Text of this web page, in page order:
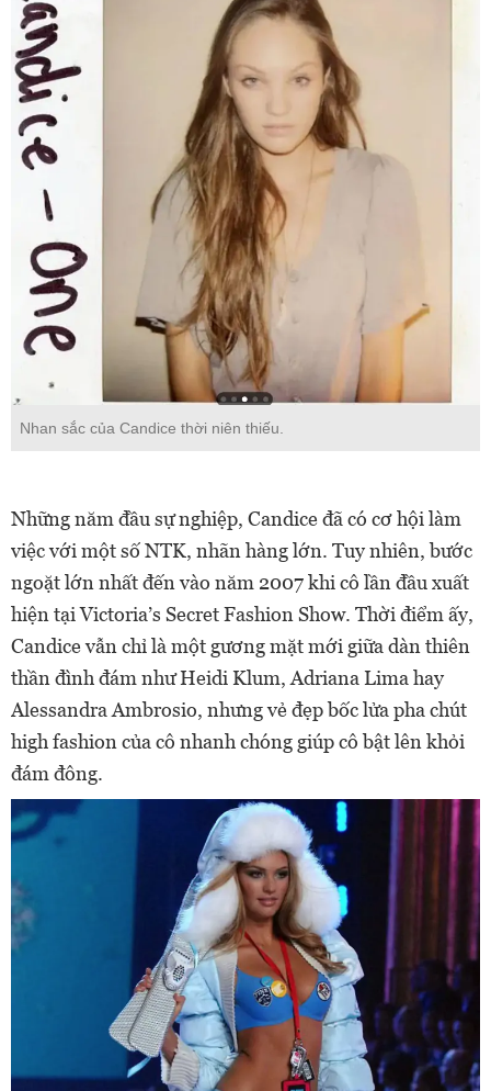
Nhan sắc của Candice thời niên thiếu.
Những năm đầu sự nghiệp, Candice đã có cơ hội làm
việc với một số NTK, nhãn hàng lớn. Tuy nhiên, bước
ngoặt lớn nhất đến vào năm 2007 khi cô lần đầu xuất
hiện tại Victoria’s Secret Fashion Show. Thời điểm ấy,
Candice vẫn chỉ là một gương mặt mới giữa dàn thiên
thần đình đám như Heidi Klum, Adriana Lima hay
Alessandra Ambrosio, nhưng vẻ đẹp bốc lửa pha chút
high fashion của cô nhanh chóng giúp cô bật lên khỏi
đám đông.